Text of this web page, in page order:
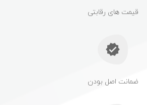
قیمت های رقابتی
ضمانت اصل بودن